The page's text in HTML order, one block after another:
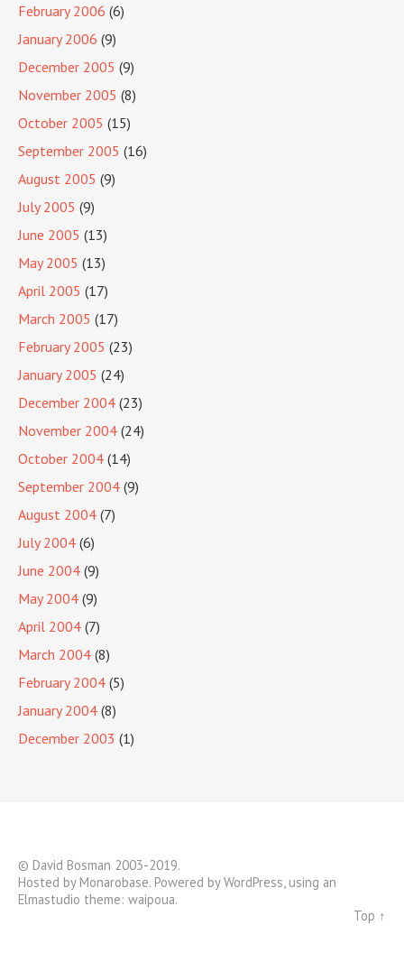
February 2006 (6)
January 2006 (9)
December 2005 (9)
November 2005 (8)
October 2005 (15)
September 2005 (16)
August 2005 (9)
July 2005 (9)
June 2005 (13)
May 2005 (13)
April 2005 (17)
March 2005 (17)
February 2005 (23)
January 2005 (24)
December 2004 (23)
November 2004 (24)
October 2004 (14)
September 2004 (9)
August 2004 (7)
July 2004 (6)
June 2004 (9)
May 2004 (9)
April 2004 (7)
March 2004 (8)
February 2004 (5)
January 2004 (8)
December 2003 (1)
© David Bosman 2003-2019.
Hosted by Monarobase. Powered byWordPress , using an
Elmastudio theme: waipoua.
Top ↑